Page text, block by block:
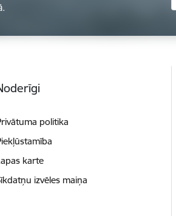
politika
karte
izvēles maiņa